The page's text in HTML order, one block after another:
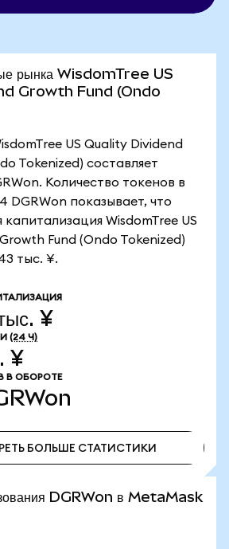
рынка WisdomTree US
Growth Fund (Ondo
US Quality Dividend
Tokenized) составляет
Количество токенов в
DGRWon показывает, что
WisdomTree US
Fund (Ondo Tokenized)
тыс. ¥.
¥
(24 Ч)
¥
В ОБОРОТЕ
БОЛЬШЕ СТАТИСТИКИ
DGRWon в MetaMask